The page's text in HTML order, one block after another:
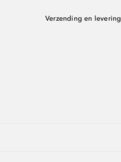
Verzending en levering